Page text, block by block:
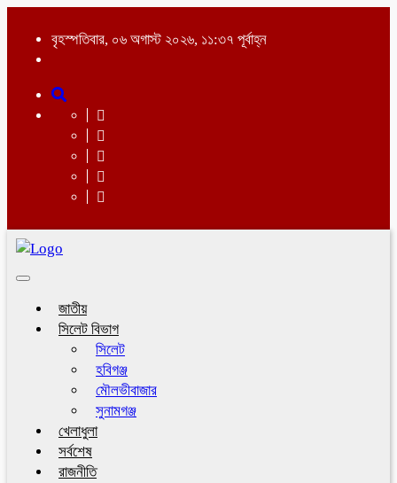
বৃহস্পতিবার, ০৬ অগাস্ট ২০২৬, ১১:৩৭ পূর্বাহ্ন
Toggle
জাতীয়
সিলেট বিভাগ
সিলেট
হবিগঞ্জ
মৌলভীবাজার
সুনামগঞ্জ
খেলাধুলা
সর্বশেষ
রাজনীতি